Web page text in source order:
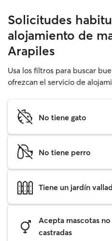
Solicitudes
alojamiento de
Arapiles
Usa los filtros para buscar
ofrezcan el servicio de
No tiene gato
No tiene perro
Tiene un jardín
Acepta mascotas
castradas